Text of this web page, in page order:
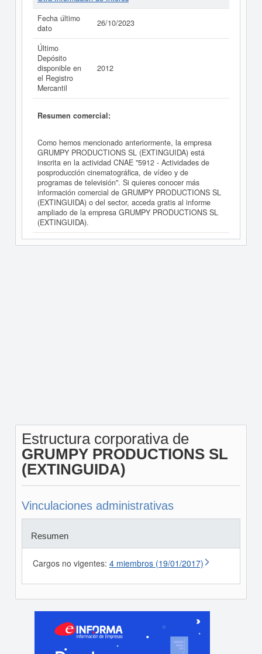
Fecha último
dato
26/10/2023
Último
Depósito
disponible en
el Registro
Mercantil
2012
Resumen comercial:
Como hemos mencionado anteriormente, la empresa
GRUMPY PRODUCTIONS SL (EXTINGUIDA) está
inscrita en la actividad CNAE "5912 - Actividades de
posproducción cinematográfica, de vídeo y de
programas de televisión". Si quieres conocer más
información comercial de GRUMPY PRODUCTIONS SL
(EXTINGUIDA) o del sector, acceda gratis al informe
ampliado de la empresa GRUMPY PRODUCTIONS SL
(EXTINGUIDA).
Estructura corporativa de
GRUMPY PRODUCTIONS SL
(EXTINGUIDA)
Vinculaciones administrativas
Resumen
Cargos no vigentes: 4 miembros (19/01/2017)